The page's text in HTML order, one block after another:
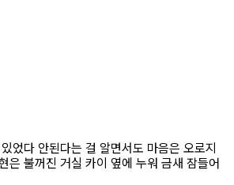
었다 안된다는 걸 알면서도 마음은 오로지
은 불꺼진 거실 카이 옆에 누워 금새 잠들어